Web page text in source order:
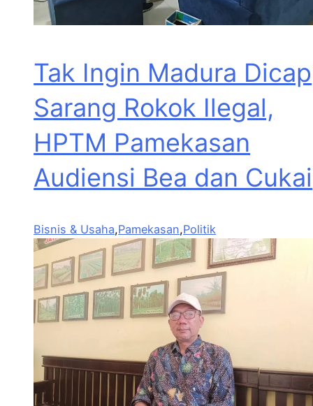
Tak Ingin Madura Dicap
Sarang Rokok Ilegal,
HPTM Pamekasan
Audiensi Bea dan Cukai
Bisnis & Usaha,Pamekasan,Politik